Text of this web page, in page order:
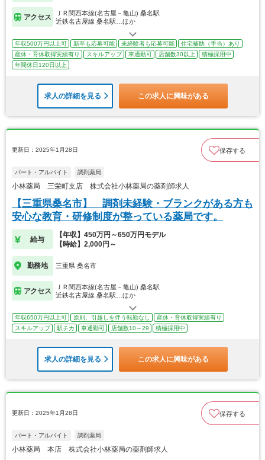
アクセス
ＪＲ関西本線(名古屋－亀山) 桑名駅
近鉄名古屋線 桑名駅…ほか
年収500万円以上可 新卒も応募可能 未経験者も応募可能
住宅補助（手当）あり
産休・育休取得実績有り
スキルアップ 車通勤可 店舗数30以上
積極採用中
年間休日120日以上
求人の詳細を見る この求人に興味がある
更新日：2025年1月28日 保存する
パート・アルバイト 調剤薬局
小林薬局 三栄町支店 株式会社小林薬局の薬剤師求人
【三重県桑名市】 調剤未経験・ブランクがある方も
安心な教育・研修制度が整っている薬局です。
給与
【年収】450万円～650万円モデル
【時給】2,000円～
勤務地 三重県 桑名市
アクセス
ＪＲ関西本線(名古屋－亀山) 桑名駅
近鉄名古屋線 桑名駅…ほか
年収650万円以上可 原則、引越しを伴う転勤なし
産休・育休取得実績有り
スキルアップ
駅チカ 車通勤可 店舗数10～29 積極採用中
求人の詳細を見る この求人に興味がある
更新日：2025年1月28日 保存する
パート・アルバイト 調剤薬局
小林薬局 本店 株式会社小林薬局の薬剤師求人